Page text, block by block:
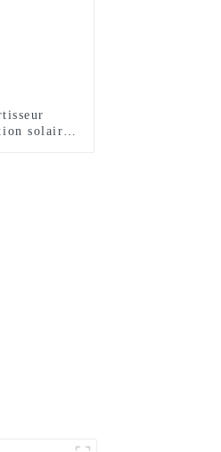
solaire